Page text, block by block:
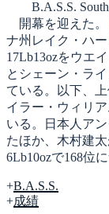
B.A.S.S.
開幕を迎えた
ナ州レイク・ハ
17Lb13ozをウエ
とシェーン・ラ
ている。以下、
イラー・ウィリ
いる。日本人ア
たほか、木村建
6Lb10ozで168位
+B.A.S.S.
+成績